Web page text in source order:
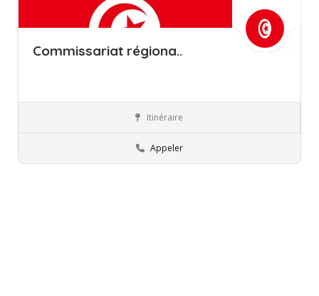
Commissariat régiona..
Commissions régionales de l’éducation
Itinéraire
Appeler